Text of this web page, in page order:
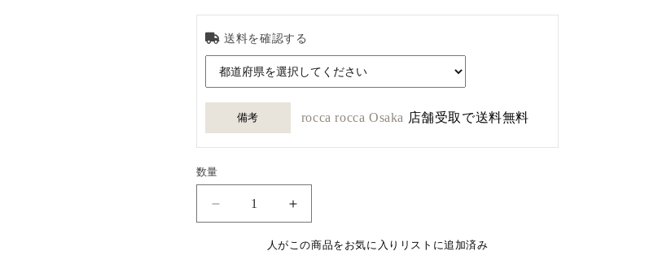
格
価
格
送料を確認する
備考 rocca rocca Osaka 店舗受取で送料無料
数
数量
英
ア
人がこの商品をお気に入りリストに追加済み